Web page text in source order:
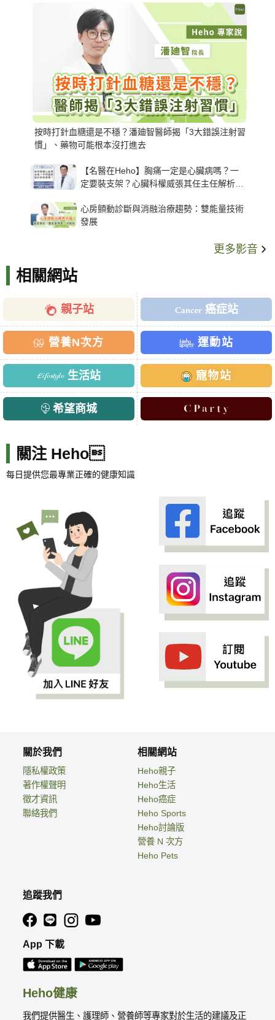
按時打針血糖還是不穩？潘廸智醫師揭「3大錯誤注射習
慣」、藥物可能根本沒打進去
【名醫在Heho】胸痛一定是心臟病嗎？一
定要裝支架？心臟科權威張其任主任解析支
心房顫動診斷與消融治療趨勢：雙能量技術
發展
更多影音
相關網站
親子站 癌症站
營養N次方 運動站
生活站 寵物站
希望商城
關注 Heho
每日提供您最專業正確的健康知識
Heho健康
我們提供醫生、護理師、營養師等專家對於生活的建議及正
關於我們
隱私權政策
著作權聲明
徵才資訊
聯絡我們
相關網站
Heho親子
Heho生活
Heho癌症
Heho Sports
Heho討論版
營養 N 次方
Heho Pets
追蹤我們
App 下載